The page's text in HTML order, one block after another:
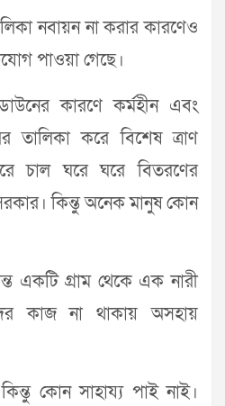
নবায়ন না করার কারণেও
পাওয়া গেছে।
কারণে কর্মহীন এবং
তালিকা করে বিশেষ ত্রাণ
চাল ঘরে ঘরে বিতরণের
কিন্তু অনেক মানুষ কোন
একটি গ্রাম থেকে এক নারী
কাজ না থাকায় অসহায়
কোন সাহায্য পাই নাই।